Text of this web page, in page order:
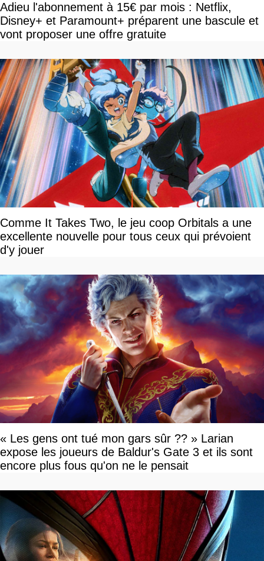
Adieu l'abonnement à 15€ par mois : Netflix,
Disney+ et Paramount+ préparent une bascule et
vont proposer une offre gratuite
Comme It Takes Two, le jeu coop Orbitals a une
excellente nouvelle pour tous ceux qui prévoient
d'y jouer
« Les gens ont tué mon gars sûr ?? » Larian
expose les joueurs de Baldur's Gate 3 et ils sont
encore plus fous qu'on ne le pensait